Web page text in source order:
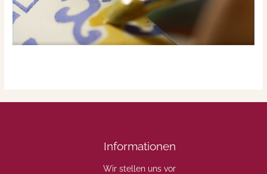
Informationen
Wir stellen uns vor